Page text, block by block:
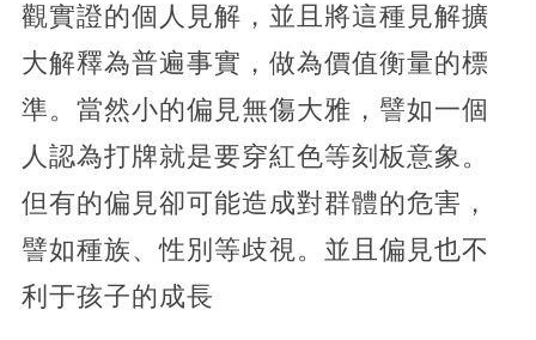
觀實證的個人見解，並且將這種見解擴
大解釋為普遍事實，做為價值衡量的標
準。當然小的偏見無傷大雅，譬如一個
人認為打牌就是要穿紅色等刻板意象。
但有的偏見卻可能造成對群體的危害，
譬如種族、性別等歧視。並且偏見也不
利于孩子的成長